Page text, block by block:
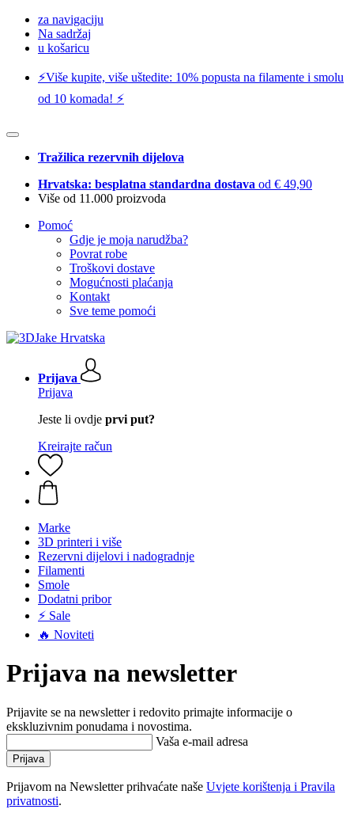
za navigaciju
Na sadržaj
u košaricu
⚡️Više kupite, više uštedite: 10% popusta na filamente i smolu
od 10 komada! ⚡️
Tražilica rezervnih dijelova
Hrvatska: besplatna standardna dostava od € 49,90
Više od 11.000 proizvoda
Pomoć
Gdje je moja narudžba?
Povrat robe
Troškovi dostave
Mogućnosti plaćanja
Kontakt
Sve teme pomoći
Prijava
Prijava
Jeste li ovdje prvi put?
Kreirajte račun
Marke
3D printeri i više
Rezervni dijelovi i nadogradnje
Filamenti
Smole
Dodatni pribor
⚡ Sale
🔥 Noviteti
Prijava na newsletter
Prijavite se na newsletter i redovito primajte informacije o
ekskluzivnim ponudama i novostima.
Vaša e-mail adresa
Prijava
Prijavom na Newsletter prihvaćate naše Uvjete korištenja i Pravila
privatnosti.